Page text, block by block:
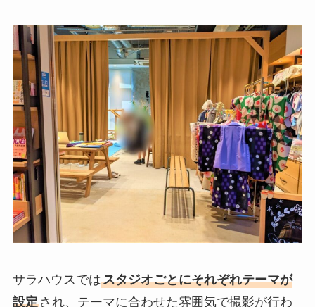
サラハウスではスタジオごとにそれぞれテーマが
設定され、テーマに合わせた雰囲気で撮影が行わ